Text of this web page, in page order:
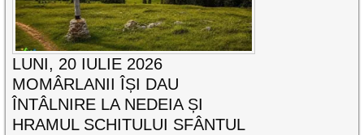
LUNI, 20 IULIE 2026
MOMÂRLANII ÎȘI DAU
ÎNTÂLNIRE LA NEDEIA ȘI
HRAMUL SCHITULUI SFÂNTUL